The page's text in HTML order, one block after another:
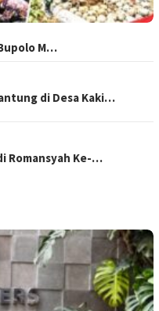
M…
di Desa Kaki…
Romansyah Ke-…